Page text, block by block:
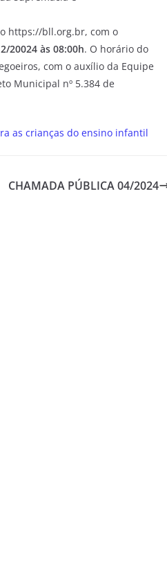
https://bll.org.br, com o
20024 às 08:00h. O horário do
com o auxílio da Equipe
Municipal nº 5.384 de
as crianças do ensino infantil
CHAMADA PÚBLICA 04/2024